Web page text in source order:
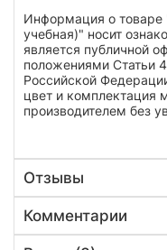
Информация о
учебная)" носит
является публичной
положениями Статьи
Российской
цвет и комплектация
производителем без
Отзывы
Комментарии